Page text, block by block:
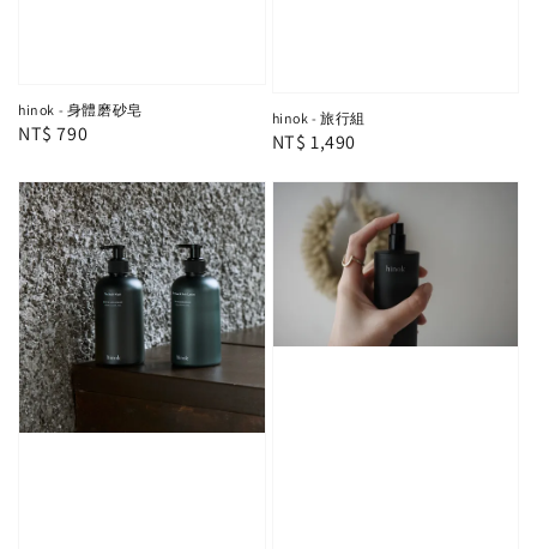
hinok - 身體磨砂皂
Regular
NT$ 790
hinok - 旅行組
Regular
NT$ 1,490